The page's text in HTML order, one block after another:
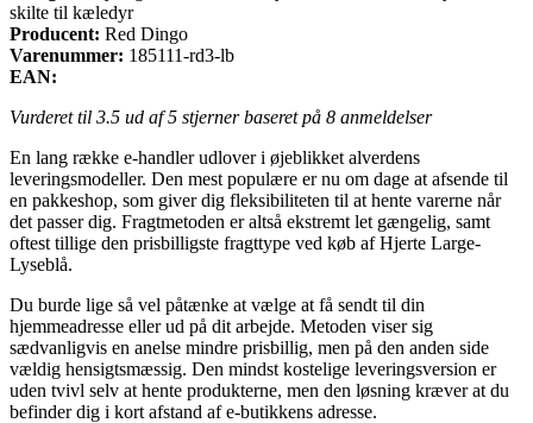
skilte til kæledyr
Producent: Red Dingo
Varenummer: 185111-rd3-lb
EAN:
Vurderet til 3.5 ud af 5 stjerner baseret på 8 anmeldelser
En lang række e-handler udlover i øjeblikket alverdens
leveringsmodeller. Den mest populære er nu om dage at afsende til
en pakkeshop, som giver dig fleksibiliteten til at hente varerne når
det passer dig. Fragtmetoden er altså ekstremt let gængelig, samt
oftest tillige den prisbilligste fragttype ved køb af Hjerte Large-
Lyseblå.
Du burde lige så vel påtænke at vælge at få sendt til din
hjemmeadresse eller ud på dit arbejde. Metoden viser sig
sædvanligvis en anelse mindre prisbillig, men på den anden side
vældig hensigtsmæssig. Den mindst kostelige leveringsversion er
uden tvivl selv at hente produkterne, men den løsning kræver at du
befinder dig i kort afstand af e-butikkens adresse.